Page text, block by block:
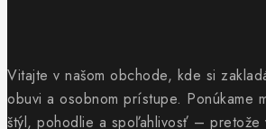
Vitajte v našom obchode, kde si
obuvi a osobnom prístupe. Ponúkame
štýl, pohodlie a spoľahlivosť – pretože